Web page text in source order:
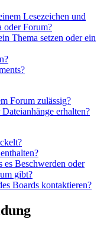
Lesezeichen und
oder Forum?
Thema setzen oder ein
Forum zulässig?
erhalten?
Beschwerden oder
gibt?
Boards kontaktieren?